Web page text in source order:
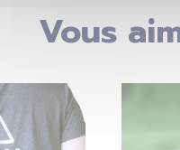
Vous